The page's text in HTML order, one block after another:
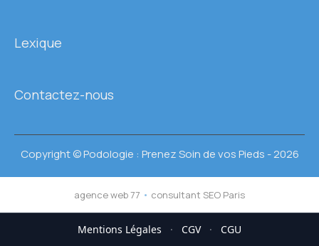
Lexique
Contactez-nous
Copyright © Podologie : Prenez Soin de vos Pieds - 2026
agence web 77 • consultant SEO Paris
Mentions Légales · CGV · CGU